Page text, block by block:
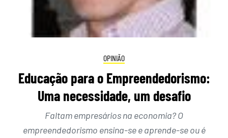
OPINIÃO
Educação para o Empreendedorismo:
Uma necessidade, um desafio
Faltam empresários na economia? O
empreendedorismo ensina-se e aprende-se ou é